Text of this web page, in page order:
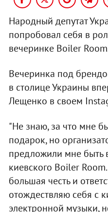
Народный депутат
попробовал себя в
вечеринке Boiler
Вечеринка под
в столице Украины
Лещенко в своем
"Не знаю, за что мне
подарок, но
предложили мне быть
киевского Boiler
большая честь и
отождествляю себя с
электронной музыки,